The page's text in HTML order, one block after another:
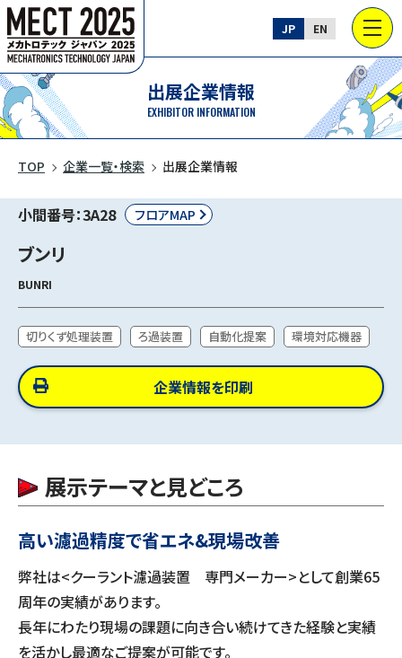
JP EN
出展企業情報
EXHIBITOR INFORMATION
TOP 企業一覧・検索 出展企業情報
小間番号：3A28 フロアMAP
ブンリ
BUNRI
切りくず処理装置 ろ過装置 自動化提案 環境対応機器
企業情報を印刷
展示テーマと見どころ
高い濾過精度で省エネ&現場改善
弊社は<クーラント濾過装置 専門メーカー>として創業65
周年の実績があります。
長年にわたり現場の課題に向き合い続けてきた経験と実績
を活かし最適なご提案が可能です。